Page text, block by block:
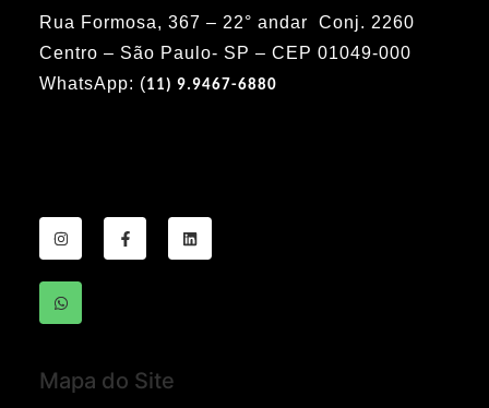
Rua Formosa, 367 – 22° andar Conj. 2260
Centro – São Paulo- SP – CEP 01049-000
WhatsApp: (11) 9.9467-6880
Mapa do Site